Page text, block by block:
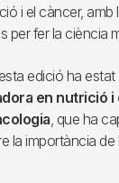
i el càncer, amb
per fer la ciència
edició ha estat
en nutrició i
, que ha
la importància de